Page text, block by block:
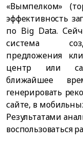
«Вымпелком»
эффективность
по Big Data.
система
предложения
центр или
ближайшее
генерировать
сайте, в
Результатами
воспользоваться